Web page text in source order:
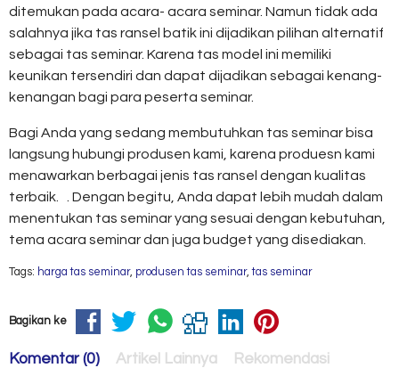
ditemukan pada acara- acara seminar. Namun tidak ada
salahnya jika tas ransel batik ini dijadikan pilihan alternatif
sebagai tas seminar. Karena tas model ini memiliki
keunikan tersendiri dan dapat dijadikan sebagai kenang-
kenangan bagi para peserta seminar.
Bagi Anda yang sedang membutuhkan tas seminar bisa
langsung hubungi produsen kami, karena produesn kami
menawarkan berbagai jenis tas ransel dengan kualitas
terbaik. . Dengan begitu, Anda dapat lebih mudah dalam
menentukan tas seminar yang sesuai dengan kebutuhan,
tema acara seminar dan juga budget yang disediakan.
Tags: harga tas seminar, produsen tas seminar,tas seminar
Bagikan ke
Komentar (0) Artikel Lainnya Rekomendasi